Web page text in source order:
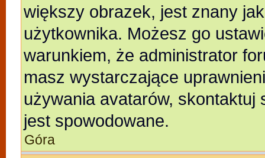
większy obrazek, jest znany
użytkownika. Możesz go
warunkiem, że administrator
masz wystarczające
używania avatarów,
jest spowodowane.
Góra